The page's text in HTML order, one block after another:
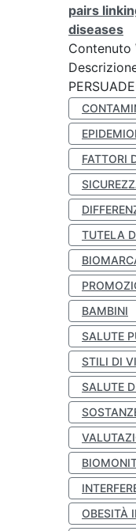
pairs
diseases
Contenuto
FATTORI
TUTELA
BAMBINI
SALUTE
STILI DI
SALUTE
OBESITÀ